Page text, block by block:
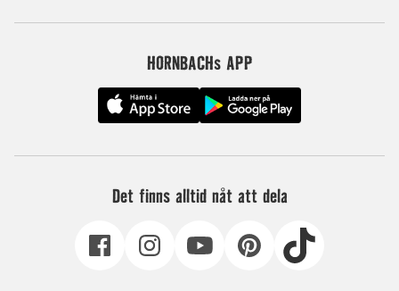
HORNBACHs APP
Det finns alltid nåt att dela